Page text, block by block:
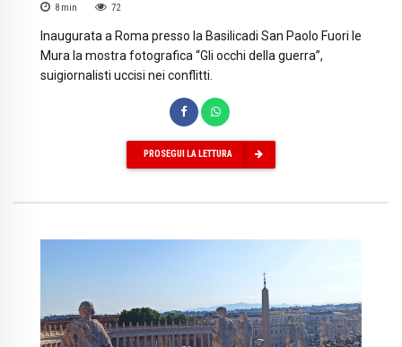
8 min 72
Inaugurata a Roma presso la Basilicadi San Paolo Fuori le
Mura la mostra fotografica “Gli occhi della guerra”,
suigiornalisti uccisi nei conflitti.
PROSEGUI LA LETTURA